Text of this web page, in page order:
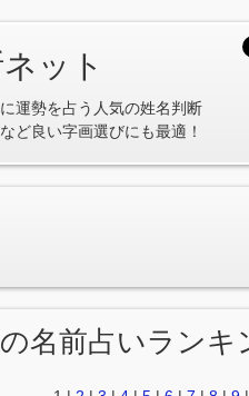
ット
運勢を占う人気の姓名判断
ど良い字画選びにも最適！
名前占いランキ